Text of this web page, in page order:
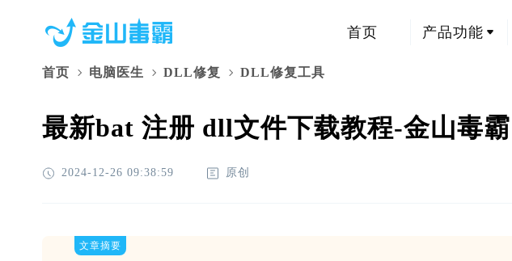
首页 产品功能
首页 电脑医生 DLL修复 DLL修复工具
最新bat 注册 dll文件下载教程-金山毒霸
2024-12-26 09:38:59 原创
文章摘要